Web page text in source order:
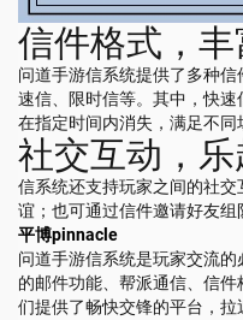
信件格式，
问道手游信系统提供了多种
速信、限时信等。其中，快
在指定时间内消失，满足不同
社交互动，
信系统还支持玩家之间的社
谊；也可通过信件邀请好友组
平博pinnacle
问道手游信系统是玩家交流
的邮件功能、帮派通信、信
们提供了畅快交锋的平台，拉